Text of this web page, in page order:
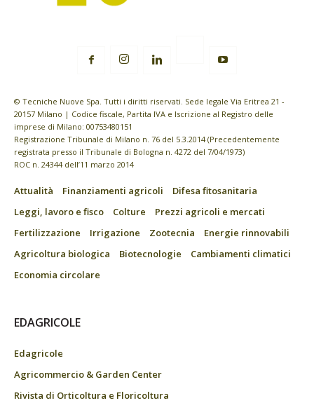
© Tecniche Nuove Spa. Tutti i diritti riservati. Sede legale Via Eritrea 21 -
20157 Milano | Codice fiscale, Partita IVA e Iscrizione al Registro delle
imprese di Milano: 00753480151
Registrazione Tribunale di Milano n. 76 del 5.3.2014 (Precedentemente
registrata presso il Tribunale di Bologna n. 4272 del 7/04/1973)
ROC n. 24344 dell’11 marzo 2014
Attualità Finanziamenti agricoli
Difesa fitosanitaria
Leggi, lavoro e fisco
Colture
Prezzi agricoli e mercati
Fertilizzazione
Irrigazione Zootecnia
Energie rinnovabili
Agricoltura biologica
Biotecnologie
Cambiamenti climatici
Economia circolare
EDAGRICOLE
Edagricole
Agricommercio & Garden Center
Rivista di Orticoltura e Floricoltura